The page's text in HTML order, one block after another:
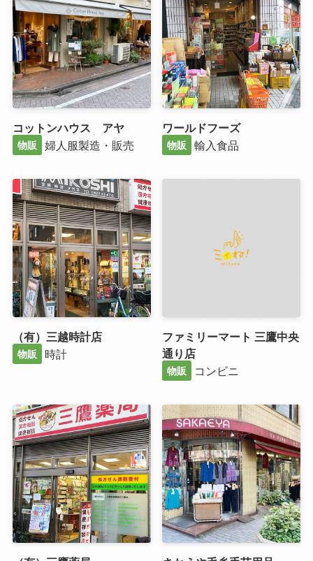
コットンハウス アヤ
物販 婦人服製造・販売
ワールドフーズ
物販 輸入食品
（有）三越時計店
物販 時計
ファミリーマート 三鷹中央
通り店
物販 コンビニ